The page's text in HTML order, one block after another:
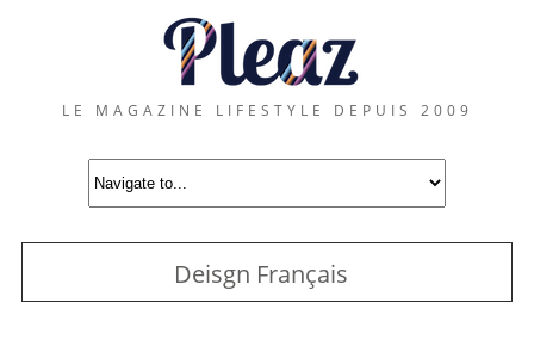
LE MAGAZINE LIFESTYLE DEPUIS 2009
Deisgn Français